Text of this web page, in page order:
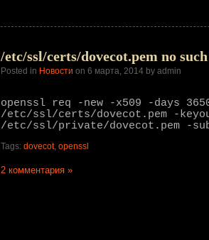
/etc/ssl/certs/dovecot.pem no
Posted in Новости on 6 марта, 2014 by admin
openssl req -new -x509 -days
/etc/ssl/certs/dovecot.pem -
/etc/ssl/private/dovecot.pem -
Tags: dovecot, openssl
2 комментария »